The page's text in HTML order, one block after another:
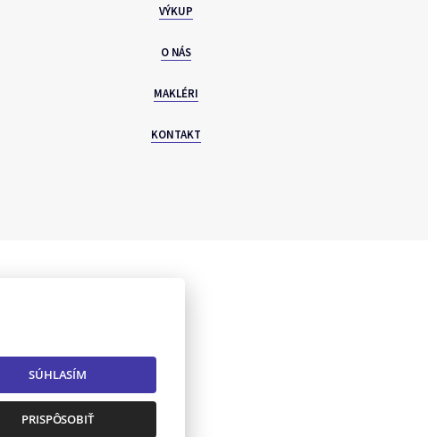
VÝKUP
O NÁS
MAKLÉRI
KONTAKT
mail: info@torea.sk
SÚHLASÍM
PRISPÔSOBIŤ